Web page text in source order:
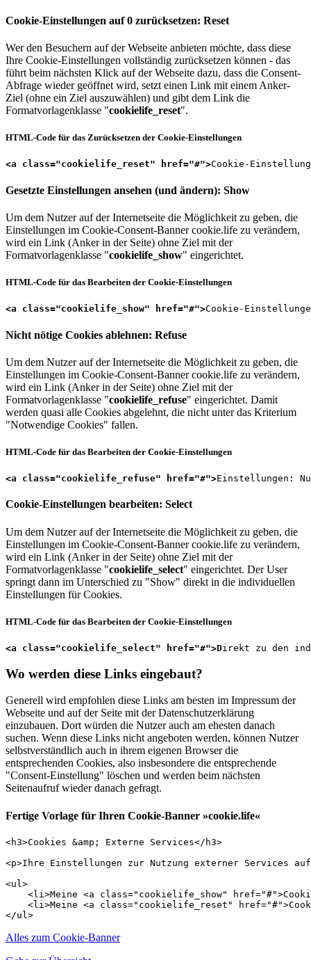
Cookie-Einstellungen auf 0 zurücksetzen: Reset
Wer den Besuchern auf der Webseite anbieten möchte, dass diese
Ihre Cookie-Einstellungen vollständig zurücksetzen können - das
führt beim nächsten Klick auf der Webseite dazu, dass die Consent-
Abfrage wieder geöffnet wird, setzt einen Link mit einem Anker-
Ziel (ohne ein Ziel auszuwählen) und gibt dem Link die
Formatvorlagenklasse "cookielife_reset".
HTML-Code für das Zurücksetzen der Cookie-Einstellungen
<a class="cookielife_reset" href="#">Cookie-
Gesetzte Einstellungen ansehen (und ändern): Show
Um dem Nutzer auf der Internetseite die Möglichkeit zu geben, die
Einstellungen im Cookie-Consent-Banner cookie.life zu verändern,
wird ein Link (Anker in der Seite) ohne Ziel mit der
Formatvorlagenklasse "cookielife_show" eingerichtet.
HTML-Code für das Bearbeiten der Cookie-Einstellungen
<a class="cookielife_show" href="#">Cookie-
Nicht nötige Cookies ablehnen: Refuse
Um dem Nutzer auf der Internetseite die Möglichkeit zu geben, die
Einstellungen im Cookie-Consent-Banner cookie.life zu verändern,
wird ein Link (Anker in der Seite) ohne Ziel mit der
Formatvorlagenklasse "cookielife_refuse" eingerichtet. Damit
werden quasi alle Cookies abgelehnt, die nicht unter das Kriterium
"Notwendige Cookies" fallen.
HTML-Code für das Bearbeiten der Cookie-Einstellungen
<a class="cookielife_refuse" href="#">Einstellungen:
Cookie-Einstellungen bearbeiten: Select
Um dem Nutzer auf der Internetseite die Möglichkeit zu geben, die
Einstellungen im Cookie-Consent-Banner cookie.life zu verändern,
wird ein Link (Anker in der Seite) ohne Ziel mit der
Formatvorlagenklasse "cookielife_select" eingerichtet. Der User
springt dann im Unterschied zu "Show" direkt in die individuellen
Einstellungen für Cookies.
HTML-Code für das Bearbeiten der Cookie-Einstellungen
<a class="cookielife_select" href="#">Direkt zu den
Wo werden diese Links eingebaut?
Generell wird empfohlen diese Links am besten im Impressum der
Webseite und auf der Seite mit der Datenschutzerklärung
einzubauen. Dort würden die Nutzer auch am ehesten danach
suchen. Wenn diese Links nicht angeboten werden, können Nutzer
selbstverständlich auch in ihrem eigenen Browser die
entsprechenden Cookies, also insbesondere die entsprechende
"Consent-Einstellung" löschen und werden beim nächsten
Seitenaufruf wieder danach gefragt.
Fertige Vorlage für Ihren Cookie-Banner »cookie.life«
<h3>Cookies &amp; Externe Services</h3>
<p>Ihre Einstellungen zur Nutzung externer Services
<ul>
<li>Meine <a class="cookielife_show"
<li>Meine <a class="cookielife_reset"
</ul>
Alles zum Cookie-Banner